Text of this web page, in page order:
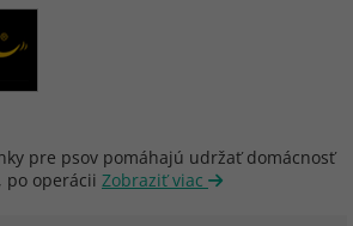
pre psov pomáhajú udržať domácnosť
operácii Zobraziť viac